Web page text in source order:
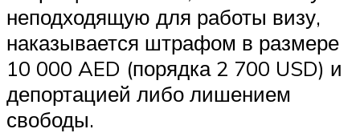
неподходящую для работы визу,
наказывается штрафом в размере
10 000 AED (порядка 2 700 USD) и
депортацией либо лишением
свободы.